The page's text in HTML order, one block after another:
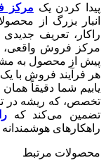
پیدا کردن یک مرکز
انبار بزرگ از
راکار، تعریف
مرکز فروش
پیش از محصول به
هر فرآیند فروش با
یابیم شما دقیقاً
تخصص، که ریشه در
تضمین می‌کند که
راهکارهای
محصولات مرتبط